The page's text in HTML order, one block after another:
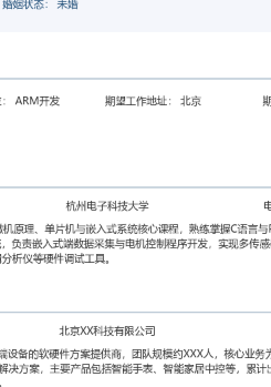
状态: 未婚工作年限: 4年政治面貌: 党
电话号码: 18600001654
期望工作地址: 北京
北京XX科技有限公司